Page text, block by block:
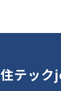
住テック